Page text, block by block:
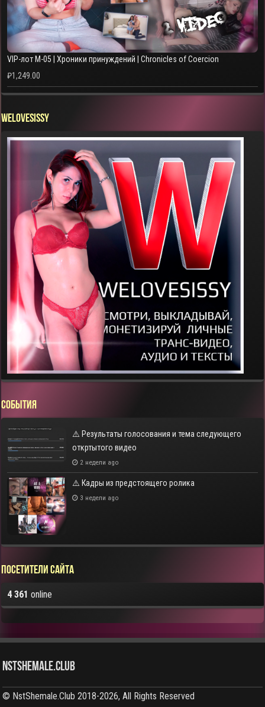
VIP-лот M-05 | Хроники принуждений | Chronicles of Coercion
₽1,249.00
WELOVESISSY
СОБЫТИЯ
⚠️ Результаты голосования и тема следующего
откртытого видео
2 недели ago
⚠️ Кадры из предстоящего ролика
3 недели ago
Посетители сайта
4 361 online
NstShemale.Club
© NstShemale.Club 2018-2026, All Rights Reserved